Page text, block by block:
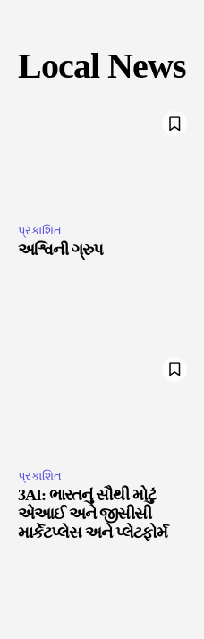
Local News
પ્રકાશિત
અશ્વિની ગ્રુપ
પ્રકાશિત
3AI: ભારતનું સૌથી મોટું
એઆઈ અને જીસીસી
માર્કેટપ્લેસ અને પ્લેટફોર્મ